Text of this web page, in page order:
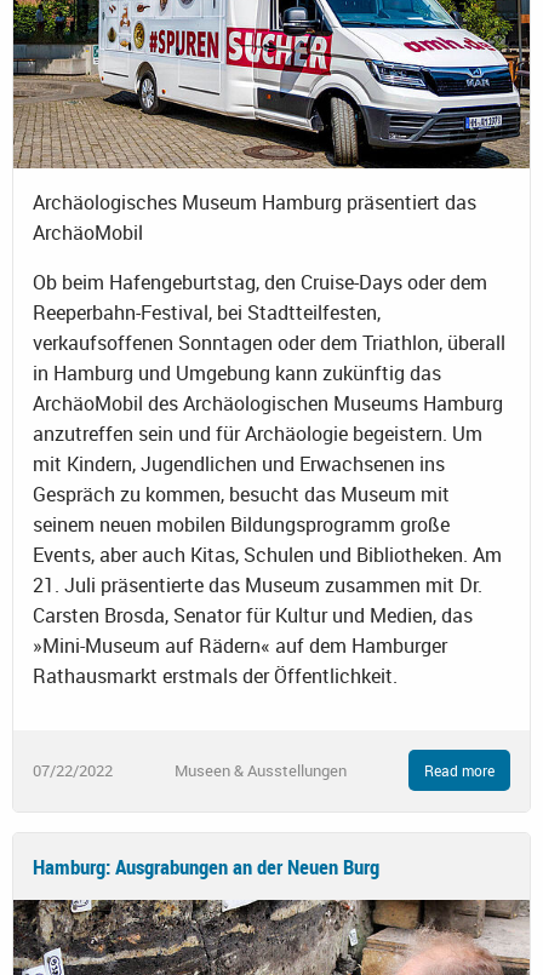
Archäologisches Museum Hamburg präsentiert das
ArchäoMobil
Ob beim Hafengeburtstag, den Cruise-Days oder dem
Reeperbahn-Festival, bei Stadtteilfesten,
verkaufsoffenen Sonntagen oder dem Triathlon, überall
in Hamburg und Umgebung kann zukünftig das
ArchäoMobil des Archäologischen Museums Hamburg
anzutreffen sein und für Archäologie begeistern. Um
mit Kindern, Jugendlichen und Erwachsenen ins
Gespräch zu kommen, besucht das Museum mit
seinem neuen mobilen Bildungsprogramm große
Events, aber auch Kitas, Schulen und Bibliotheken. Am
21. Juli präsentierte das Museum zusammen mit Dr.
Carsten Brosda, Senator für Kultur und Medien, das
»Mini-Museum auf Rädern« auf dem Hamburger
Rathausmarkt erstmals der Öffentlichkeit.
07/22/2022 Museen & Ausstellungen Read more
Hamburg: Ausgrabungen an der Neuen Burg